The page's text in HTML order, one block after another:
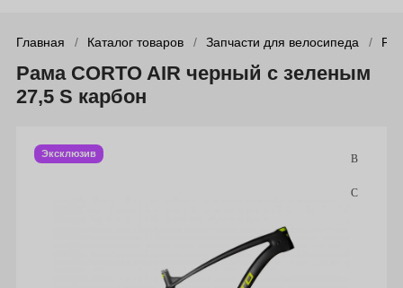
Главная Каталог товаров Запчасти для велосипеда
Рама CORTO AIR черный с зеленым
27,5 S карбон
Эксклюзив